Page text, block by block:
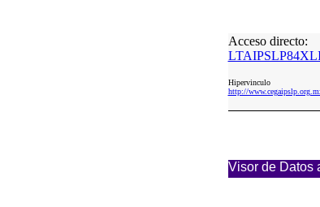
Acceso directo:
Hipervinculo
http://
Visor de Datos